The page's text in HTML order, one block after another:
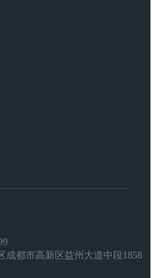
成都市高新区益州大道中段1858